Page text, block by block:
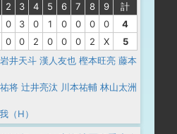
2 3 4 5 6 7 8 9
計
0 3 0 1 0 0 0 0
4
0 0 2 0 0 0 2 X
5
岩井天斗 漢人友也 樫本旺亮 藤本
将 辻井亮汰 川本祐輔 林山太洲
（H）